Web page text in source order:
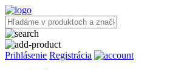
Prihlásenie Registrácia